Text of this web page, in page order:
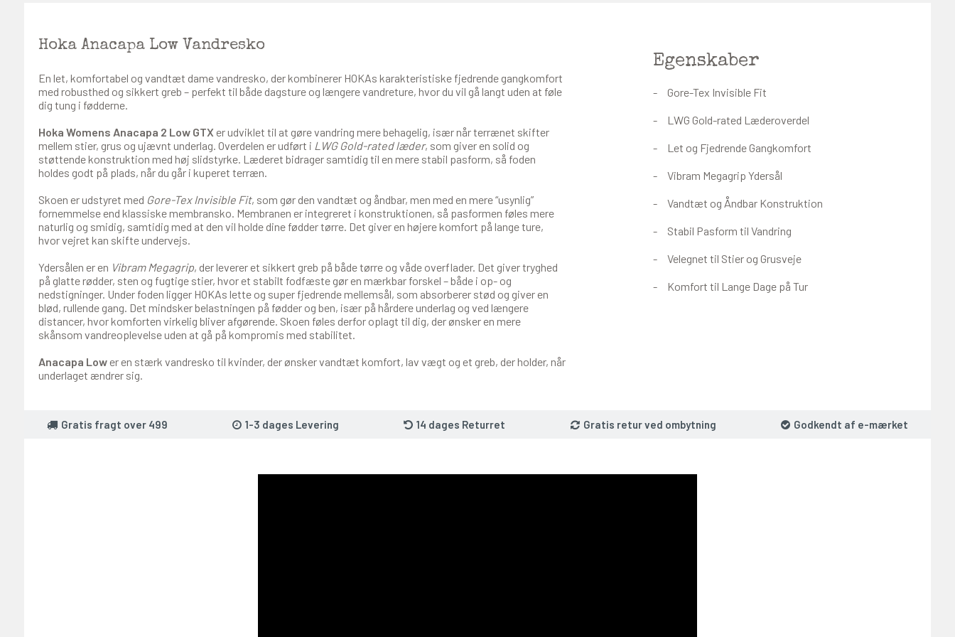
Hoka Anacapa Low Vandresko
En let, komfortabel og vandtæt dame vandresko, der kombinerer HOKAs karakteristiske fjedrende gangkomfort
med robusthed og sikkert greb – perfekt til både dagsture og længere vandreture, hvor du vil gå langt uden at føle
dig tung i fødderne.
Hoka Womens Anacapa 2 Low GTX er udviklet til at gøre vandring mere behagelig, især når terrænet skifter
mellem stier, grus og ujævnt underlag. Overdelen er udført i LWG Gold-rated læder, som giver en solid og
støttende konstruktion med høj slidstyrke. Læderet bidrager samtidig til en mere stabil pasform, så foden
holdes godt på plads, når du går i kuperet terræn.
Skoen er udstyret med Gore-Tex Invisible Fit, som gør den vandtæt og åndbar, men med en mere “usynlig”
fornemmelse end klassiske membransko. Membranen er integreret i konstruktionen, så pasformen føles mere
naturlig og smidig, samtidig med at den vil holde dine fødder tørre. Det giver en højere komfort på lange ture,
hvor vejret kan skifte undervejs.
Ydersålen er en Vibram Megagrip, der leverer et sikkert greb på både tørre og våde overflader. Det giver tryghed
på glatte rødder, sten og fugtige stier, hvor et stabilt fodfæste gør en mærkbar forskel – både i op- og
nedstigninger. Under foden ligger HOKAs lette og super fjedrende mellemsål, som absorberer stød og giver en
blød, rullende gang. Det mindsker belastningen på fødder og ben, især på hårdere underlag og ved længere
distancer, hvor komforten virkelig bliver afgørende. Skoen føles derfor oplagt til dig, der ønsker en mere
skånsom vandreoplevelse uden at gå på kompromis med stabilitet.
Anacapa Lower en stærk vandresko til kvinder, der ønsker vandtæt komfort, lav vægt og et greb, der holder, når
underlaget ændrer sig.
Egenskaber
Gore-Tex Invisible Fit
LWG Gold-rated Læderoverdel
Let og Fjedrende Gangkomfort
Vibram Megagrip Ydersål
Vandtæt og Åndbar Konstruktion
Stabil Pasform til Vandring
Velegnet til Stier og Grusveje
Komfort til Lange Dage på Tur
Gratis fragt over 499 1-3 dages Levering 14 dages Returret Gratis retur ved ombytning Godkendt af e-mærket